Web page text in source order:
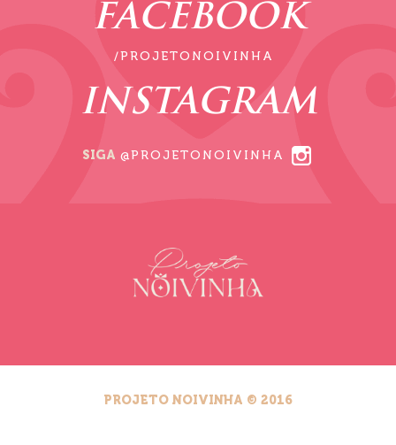
FACEBOOK
/PROJETONOIVINHA
INSTAGRAM
SIGA @PROJETONOIVINHA
PROJETO NOIVINHA © 2016